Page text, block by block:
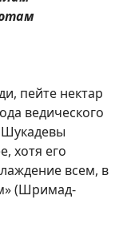
пейте нектар
ведического
хотя его
всем, в
(Шримад-